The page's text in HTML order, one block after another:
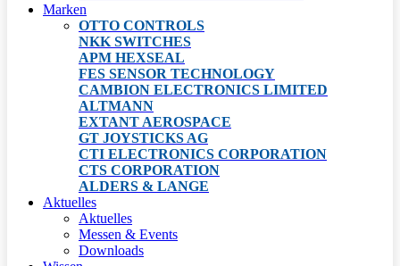
Marken
OTTO CONTROLS
NKK SWITCHES
APM HEXSEAL
FES SENSOR TECHNOLOGY
CAMBION ELECTRONICS LIMITED
ALTMANN
EXTANT AEROSPACE
GT JOYSTICKS AG
CTI ELECTRONICS CORPORATION
CTS CORPORATION
ALDERS & LANGE
Aktuelles
Aktuelles
Messen & Events
Downloads